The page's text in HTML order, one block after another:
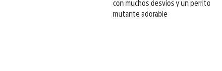
con muchos desvíos y un perrito
mutante adorable